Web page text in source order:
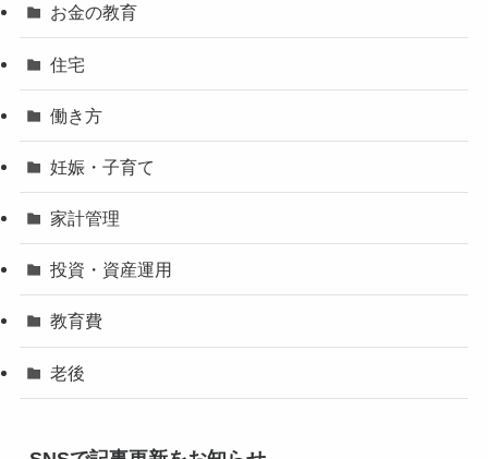
お金の教育
住宅
働き方
妊娠・子育て
家計管理
投資・資産運用
教育費
老後